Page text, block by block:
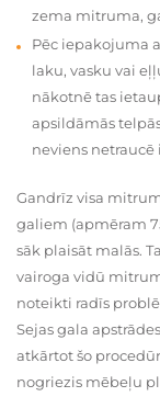
zema mitruma,
Pēc iepakojuma
laku, vasku vai
nākotnē tas
apsildāmās
neviens
Gandrīz visa
galiem (apmēram
sāk plaisāt malās.
vairoga vidū
noteikti radīs
Sejas gala
atkārtot šo
nogriezis mēbeļu